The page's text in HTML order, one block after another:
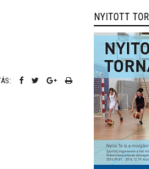
NYITOTT